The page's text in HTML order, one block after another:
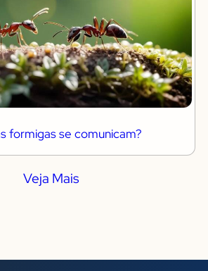
formigas se comunicam?
Veja Mais